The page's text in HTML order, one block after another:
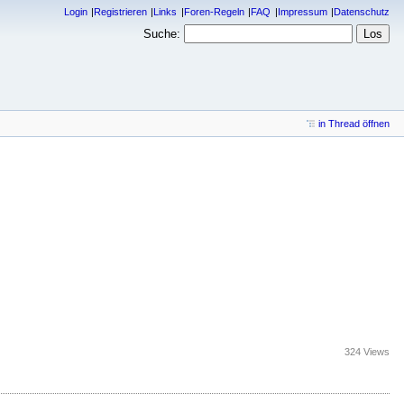
Login Registrieren Links Foren-Regeln FAQ Impressum Datenschutz
Suche:
in Thread öffnen
324 Views